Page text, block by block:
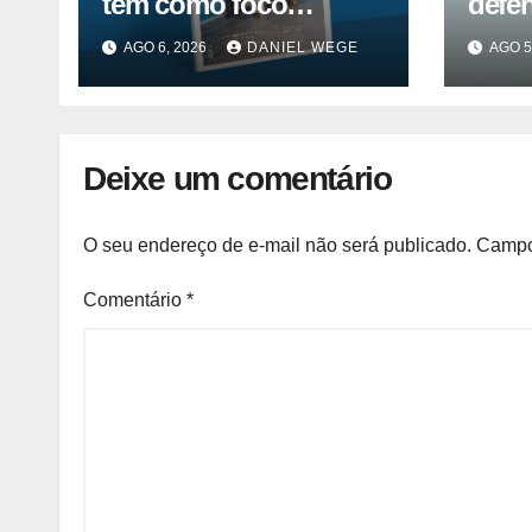
inovação, educação e
ESGAGO 6, 2026 DANIEL WEGE
daAGO
Deixe um comentário
O seu endereço de e-mail não será publicado.
Comentário *